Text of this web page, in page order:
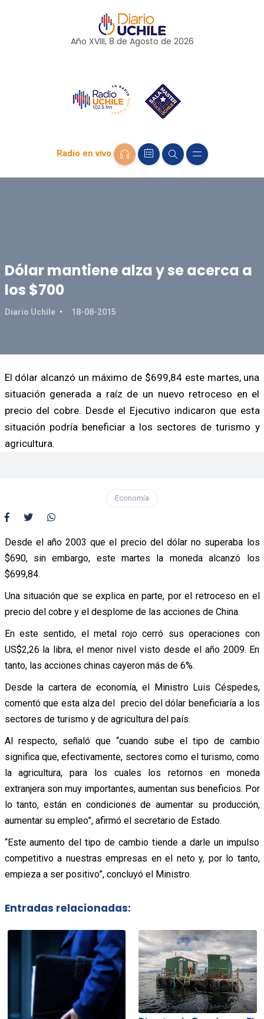
Año XVIII, 8 de Agosto de 2026
Radio en vivo
Dólar mantiene alza y se acerca a
los $700
Diario Uchile 18-08-2015
El dólar alcanzó un máximo de $699,84 este martes, una
situación generada a raíz de un nuevo retroceso en el
precio del cobre. Desde el Ejecutivo indicaron que esta
situación podría beneficiar a los sectores de turismo y
agricultura.
Economía
Desde el año 2003 que el precio del dólar no superaba los
$690, sin embargo, este martes la moneda alcanzó los
$699,84.
Una situación que se explica en parte, por el retroceso en el
precio del cobre y el desplome de las acciones de China.
En este sentido, el metal rojo cerró sus operaciones con
US$2,26 la libra, el menor nivel visto desde el año 2009. En
tanto, las acciones chinas cayeron más de 6%.
Desde la cartera de economía, el Ministro Luis Céspedes,
comentó que esta alza del precio del dólar beneficiaría a los
sectores de turismo y de agricultura del país.
Al respecto, señaló que “cuando sube el tipo de cambio
significa que, efectivamente, sectores como el turismo, como
la agricultura, para los cuales los retornos en moneda
extranjera son muy importantes, aumentan sus beneficios. Por
lo tanto, están en condiciones de aumentar su producción,
aumentar su empleo”, afirmó el secretario de Estado.
“Este aumento del tipo de cambio tiende a darle un impulso
competitivo a nuestras empresas en el neto y, por lo tanto,
empieza a ser positivo”, concluyó el Ministro.
Entradas relacionadas: